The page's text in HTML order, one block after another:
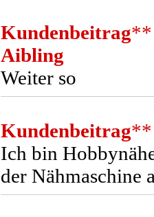
Kundenbeitrag**
Aibling
Weiter so
Kundenbeitrag**
Ich bin
der Nähmaschine